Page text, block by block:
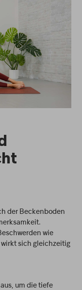
der Beckenboden
wie
sich gleichzeitig
um die tiefe